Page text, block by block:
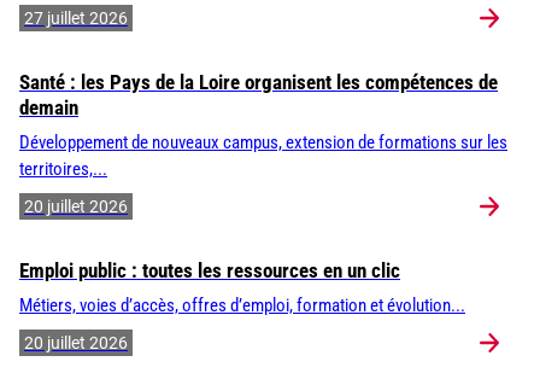
27 juillet 2026
Santé : les Pays de la Loire organisent les compétences de
demain
Développement de nouveaux campus, extension de formations sur les
territoires,...
20 juillet 2026
Emploi public : toutes les ressources en un clic
Métiers, voies d’accès, offres d’emploi, formation et évolution...
20 juillet 2026